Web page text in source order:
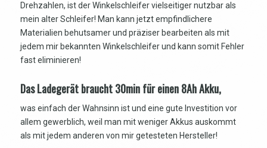
Drehzahlen, ist der Winkelschleifer vielseitiger nutzbar als
mein alter Schleifer! Man kann jetzt empfindlichere
Materialien behutsamer und präziser bearbeiten als mit
jedem mir bekannten Winkelschleifer und kann somit Fehler
fast eliminieren!
Das Ladegerät braucht 30min für einen 8Ah Akku,
was einfach der Wahnsinn ist und eine gute Investition vor
allem gewerblich, weil man mit weniger Akkus auskommt
als mit jedem anderen von mir getesteten Hersteller!